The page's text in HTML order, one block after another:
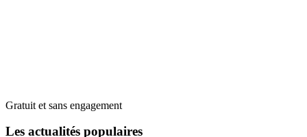
Gratuit et sans engagement
Les actualités populaires